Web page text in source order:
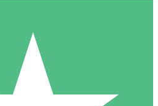
Creditpakketten
Geen maandelijkse